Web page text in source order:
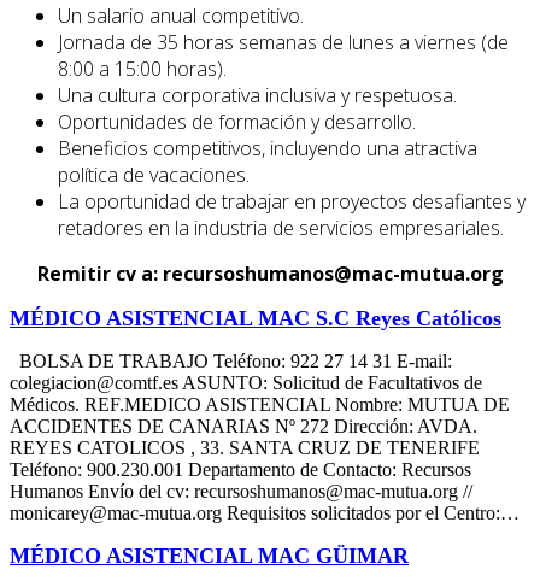
Un salario anual competitivo.
Jornada de 35 horas semanas de lunes a viernes (de
8:00 a 15:00 horas).
Una cultura corporativa inclusiva y respetuosa.
Oportunidades de formación y desarrollo.
Beneficios competitivos, incluyendo una atractiva
política de vacaciones.
La oportunidad de trabajar en proyectos desafiantes y
retadores en la industria de servicios empresariales.
Remitir cv a: recursoshumanos@mac-mutua.org
MÉDICO ASISTENCIAL MAC S.C Reyes Católicos
BOLSA DE TRABAJO Teléfono: 922 27 14 31 E-mail:
colegiacion@comtf.es ASUNTO: Solicitud de Facultativos de
Médicos. REF.MEDICO ASISTENCIAL Nombre: MUTUA DE
ACCIDENTES DE CANARIAS Nº 272 Dirección: AVDA.
REYES CATOLICOS , 33. SANTA CRUZ DE TENERIFE
Teléfono: 900.230.001 Departamento de Contacto: Recursos
Humanos Envío del cv: recursoshumanos@mac-mutua.org //
monicarey@mac-mutua.org Requisitos solicitados por el Centro:…
MÉDICO ASISTENCIAL MAC GÜIMAR